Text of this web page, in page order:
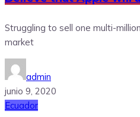
Struggling to sell one multi-
market
admin
junio 9, 2020
Ecuador